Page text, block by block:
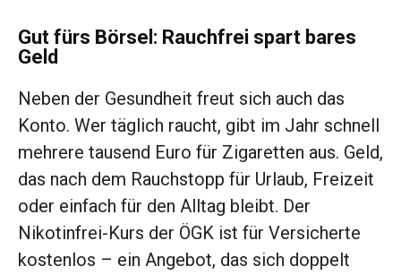
Gut fürs Börsel: Rauchfrei spart bares
Geld
Neben der Gesundheit freut sich auch das
Konto. Wer täglich raucht, gibt im Jahr schnell
mehrere tausend Euro für Zigaretten aus. Geld,
das nach dem Rauchstopp für Urlaub, Freizeit
oder einfach für den Alltag bleibt. Der
Nikotinfrei-Kurs der ÖGK ist für Versicherte
kostenlos – ein Angebot, das sich doppelt